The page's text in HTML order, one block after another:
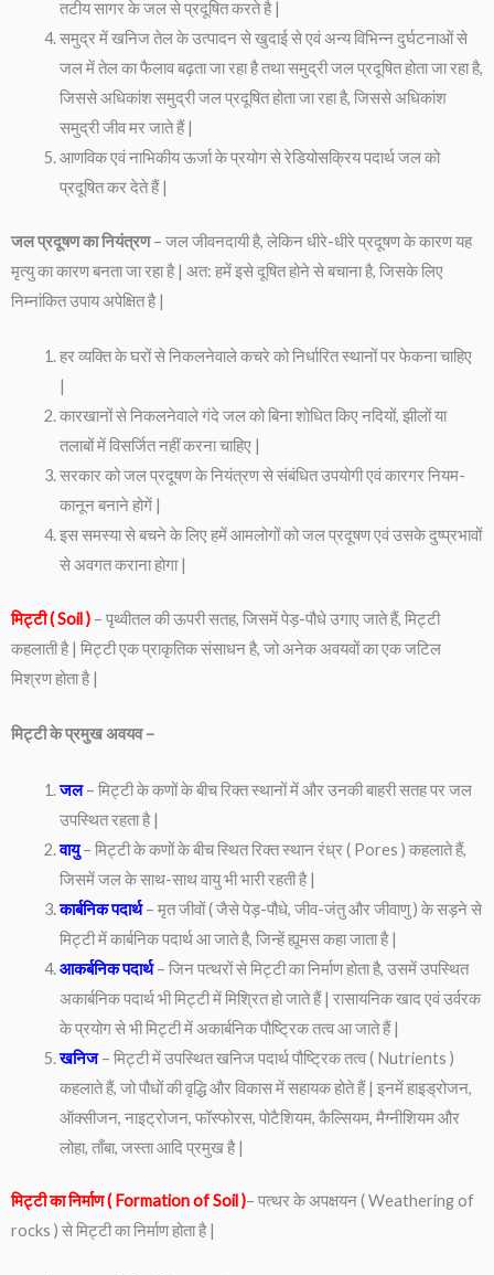
तटीय सागर के जल से प्रदूषित करते है |
समुद्र में खनिज तेल के उत्पादन से खुदाई से एवं अन्य विभिन्न दुर्घटनाओं से
जल में तेल का फैलाव बढ़ता जा रहा है तथा समुद्री जल प्रदूषित होता जा रहा है,
जिससे अधिकांश समुद्री जल प्रदूषित होता जा रहा है, जिससे अधिकांश
समुद्री जीव मर जाते हैं |
आणविक एवं नाभिकीय ऊर्जा के प्रयोग से रेडियोसक्रिय पदार्थ जल को
प्रदूषित कर देते हैं |
जल प्रदूषण का नियंत्रण– जल जीवनदायी है, लेकिन धीरे-धीरे प्रदूषण के कारण यह
मृत्यु का कारण बनता जा रहा है | अत: हमें इसे दूषित होने से बचाना है, जिसके लिए
निम्नांकित उपाय अपेक्षित है |
हर व्यक्ति के घरों से निकलनेवाले कचरे को निर्धारित स्थानों पर फेकना चाहिए
|
कारखानों से निकलनेवाले गंदे जल को बिना शोधित किए नदियों, झीलों या
तलाबों में विसर्जित नहीं करना चाहिए |
सरकार को जल प्रदूषण के नियंत्रण से संबंधित उपयोगी एवं कारगर नियम-
कानून बनाने होगें |
इस समस्या से बचने के लिए हमें आमलोगों को जल प्रदूषण एवं उसके दुष्प्रभावों
से अवगत कराना होगा |
मिट्टी ( Soil ) – पृथ्वीतल की ऊपरी सतह, जिसमें पेड़-पौधे उगाए जाते हैं, मिट्टी
कहलाती है | मिट्टी एक प्राकृतिक संसाधन है, जो अनेक अवयवों का एक जटिल
मिश्रण होता है |
मिट्टी के प्रमुख अवयव –
जल– मिट्टी के कणों के बीच रिक्त स्थानों में और उनकी बाहरी सतह पर जल
उपस्थित रहता है |
वायु – मिट्टी के कणों के बीच स्थित रिक्त स्थान रंध्र ( Pores ) कहलाते हैं,
जिसमें जल के साथ-साथ वायु भी भारी रहती है |
कार्बनिक पदार्थ– मृत जीवों ( जैसे पेड़-पौधे, जीव-जंतु और जीवाणु ) के सड़ने से
मिट्टी में कार्बनिक पदार्थ आ जाते है, जिन्हें ह्यूमस कहा जाता है |
आकर्बनिक पदार्थ– जिन पत्थरों से मिट्टी का निर्माण होता है, उसमें उपस्थित
अकार्बनिक पदार्थ भी मिट्टी में मिश्रित हो जाते हैं | रासायनिक खाद एवं उर्वरक
के प्रयोग से भी मिट्टी में अकार्बनिक पौष्ट्रिक तत्व आ जाते हैं |
खनिज– मिट्टी में उपस्थित खनिज पदार्थ पौष्ट्रिक तत्व ( Nutrients )
कहलाते हैं, जो पौधों की वृद्धि और विकास में सहायक होते हैं | इनमें हाइड्रोजन,
ऑक्सीजन, नाइट्रोजन, फॉस्फोरस, पोटैशियम, कैल्सियम, मैग्नीशियम और
लोहा, ताँबा, जस्ता आदि प्रमुख है |
मिट्टी का निर्माण ( Formation of Soil )– पत्थर के अपक्षयन ( Weathering of
rocks ) से मिट्टी का निर्माण होता है |